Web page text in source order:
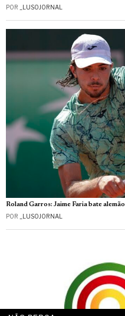
POR _LUSOJORNAL
Roland Garros: Jaime Faria bate
POR _LUSOJORNAL